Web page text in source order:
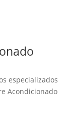
especializados
Acondicionado